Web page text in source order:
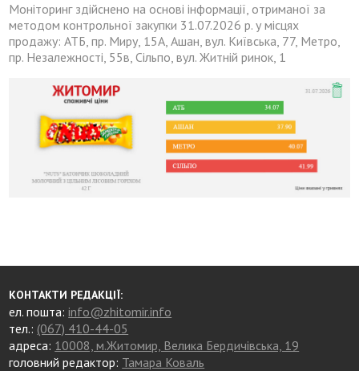
Моніторинг здійснено на основі інформації, отриманої за
методом контрольної закупки 31.07.2026 р. у місцях
продажу: АТБ, пр. Миру, 15А, Ашан, вул. Київська, 77, Метро,
пр. Незалежності, 55в, Сільпо, вул. Житній ринок, 1
КОНТАКТИ РЕДАКЦІЇ:
ел. пошта:info@zhitomir.info
тел.: (067) 410-44-05
адреса: 10008, м.Житомир, Велика Бердичівська, 19
головний редактор: Тамара Коваль